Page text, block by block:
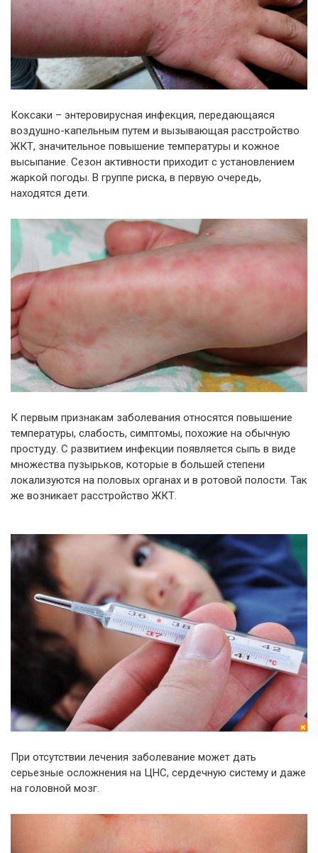
Коксаки – энтеровирусная инфекция, передающаяся
воздушно-капельным путем и вызывающая расстройство
ЖКТ, значительное повышение температуры и кожное
высыпание. Сезон активности приходит с установлением
жаркой погоды. В группе риска, в первую очередь,
находятся дети.
К первым признакам заболевания относятся повышение
температуры, слабость, симптомы, похожие на обычную
простуду. С развитием инфекции появляется сыпь в виде
множества пузырьков, которые в большей степени
локализуются на половых органах и в ротовой полости. Так
же возникает расстройство ЖКТ.
При отсутствии лечения заболевание может дать
серьезные осложнения на ЦНС, сердечную систему и даже
на головной мозг.